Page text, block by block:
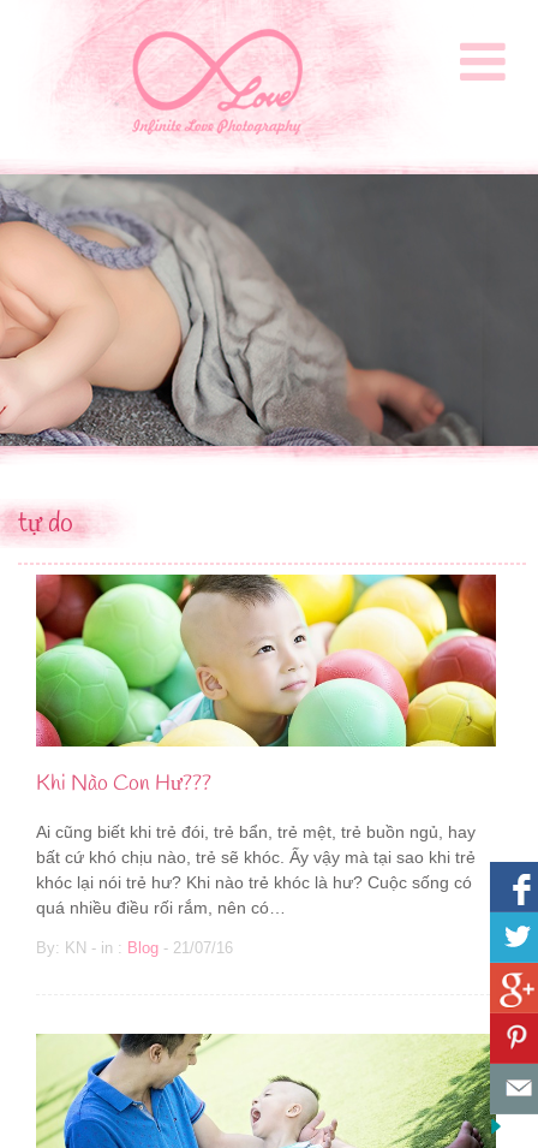
tự do
Khi Nào Con Hư???
Ai cũng biết khi trẻ đói, trẻ bẩn, trẻ mệt, trẻ buồn ngủ, hay
bất cứ khó chịu nào, trẻ sẽ khóc. Ấy vậy mà tại sao khi trẻ
khóc lại nói trẻ hư? Khi nào trẻ khóc là hư? Cuộc sống có
quá nhiều điều rối rắm, nên có…
By: KN - in : Blog - 21/07/16